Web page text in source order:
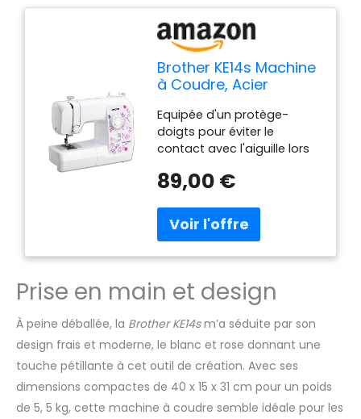
Brother KE14s Machine
à Coudre, Acier
Blanc/Rose, 40 x 15 x
31 cm
Equipée d'un protège-
doigts pour éviter le
contact avec l'aiguille lors
débutants créatifs avec
(14 points) 14 fonctions de
couture utilitaires &
pour les coutures basiques
(ourlet, assemblage,...) sur
différents types de tissu
(fin, moyen, élastique,...)
Bras libre pour coudre les
pièces tubulaires (bas de
pantalon, manches,...)
Eclairage puissant du plan
89,00 €
Prise en main et design
À peine déballée, la Brother KE14sm’a séduite par son
design frais et moderne, le blanc et rose donnant une
touche pétillante à cet outil de création. Avec ses
dimensions compactes de 40 x 15 x 31 cm pour un poids
de 5, 5 kg, cette machine à coudre semble idéale pour les